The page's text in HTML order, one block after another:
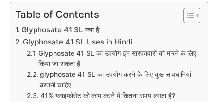
Table of Contents
Glyphosate 41 SL क्या है
Glyphosate 41 SL Uses in Hindi
Glyphosate 41 SL का उपयोग इन खरपतवारों को मारने के लिए
किया जा सकता है
glyphosate 41 SL का उपयोग करने के लिए कुछ सावधानियां
बरतनी चाहिए
41% ग्लाइफोसेट को काम करने में कितना समय लगता है?